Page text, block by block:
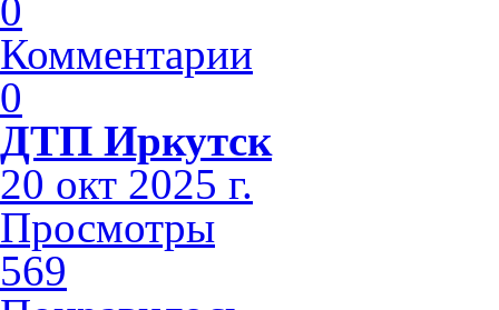
0
Комментарии
0
ДТП Иркутск
20 окт 2025 г.
Просмотры
569